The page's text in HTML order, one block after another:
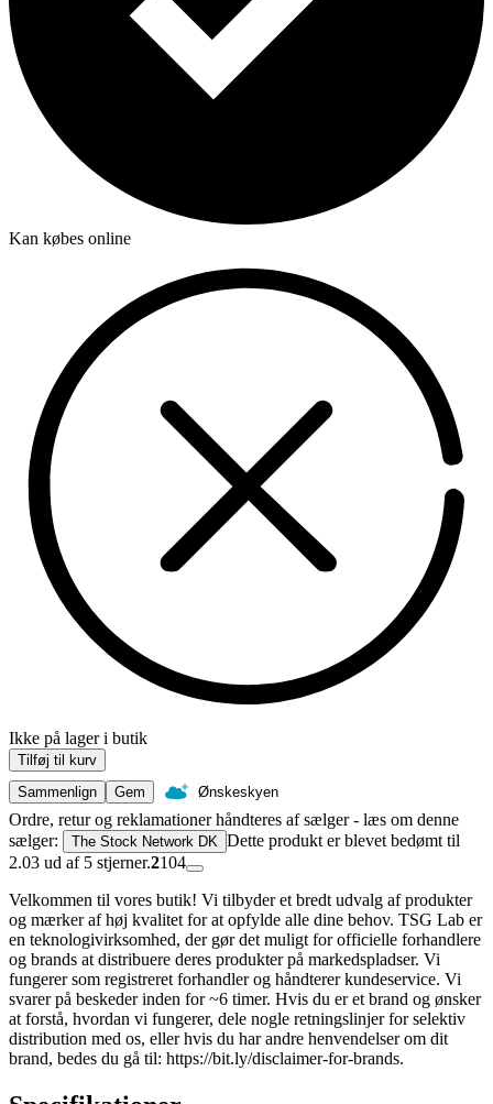
Kan købes online
Ikke på lager i butik
Tilføj til kurv
Sammenlign
Gem Ønskeskyen
Ordre, retur og reklamationer håndteres af sælger - læs om denne
sælger:
The Stock Network DK Dette produkt er blevet bedømt til
2.03 ud af 5 stjerner.2104
Velkommen til vores butik! Vi tilbyder et bredt udvalg af produkter
og mærker af høj kvalitet for at opfylde alle dine behov. TSG Lab er
en teknologivirksomhed, der gør det muligt for officielle forhandlere
og brands at distribuere deres produkter på markedspladser. Vi
fungerer som registreret forhandler og håndterer kundeservice. Vi
svarer på beskeder inden for ~6 timer. Hvis du er et brand og ønsker
at forstå, hvordan vi fungerer, dele nogle retningslinjer for selektiv
distribution med os, eller hvis du har andre henvendelser om dit
brand, bedes du gå til: https://bit.ly/disclaimer-for-brands.